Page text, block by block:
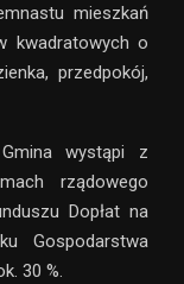
mieszkań
kwadratowych o
przedpokój,
wystąpi z
rządowego
Dopłat na
Gospodarstwa
30 %.